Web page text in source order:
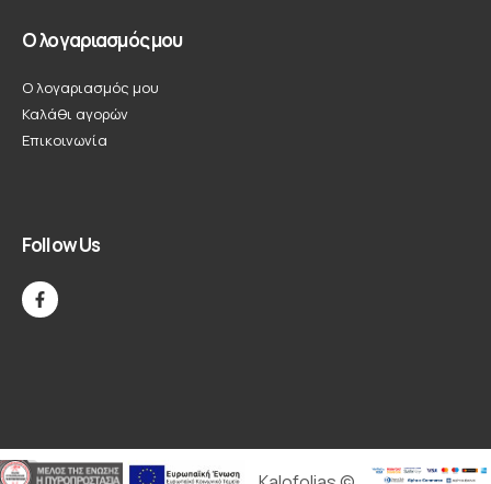
Ο λογαριασμός μου
Ο λογαριασμός μου
Καλάθι αγορών
Επικοινωνία
Follow Us